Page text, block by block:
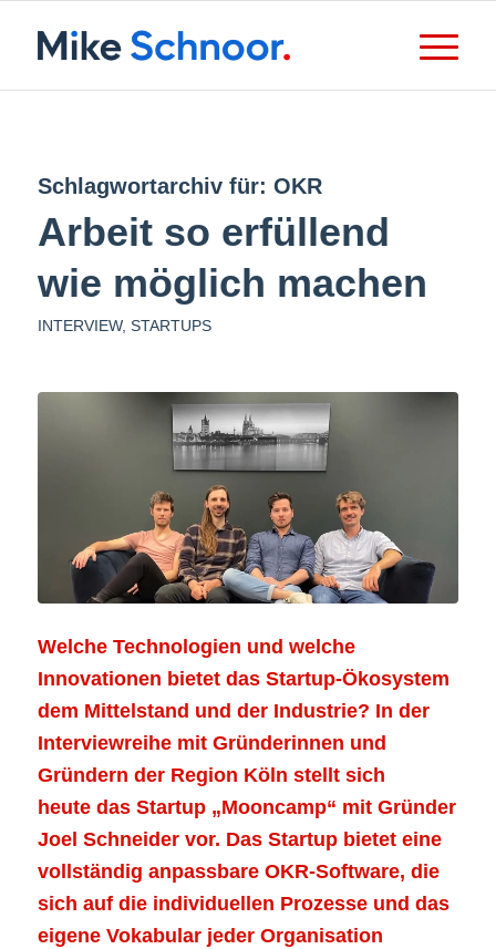
Schlagwortarchiv für: OKR
Arbeit so erfüllend
wie möglich machen
INTERVIEW, STARTUPS
Welche Technologien und welche
Innovationen bietet das Startup-Ökosystem
dem Mittelstand und der Industrie? In der
Interviewreihe mit Gründerinnen und
Gründern der Region Köln stellt sich
heutedas Startup „Mooncamp“ mit Gründer
Joel Schneider vor. Das Startup bietet eine
vollständig anpassbare OKR-Software, die
sich auf die individuellen Prozesse und das
eigene Vokabular jeder Organisation